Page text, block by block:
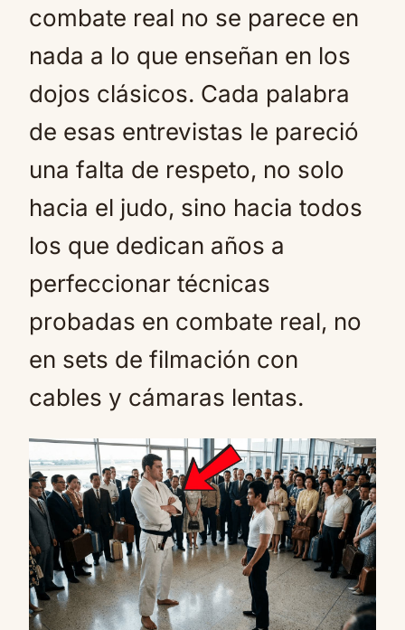
combate real no se parece en
nada a lo que enseñan en los
dojos clásicos. Cada palabra
de esas entrevistas le pareció
una falta de respeto, no solo
hacia el judo, sino hacia todos
los que dedican años a
perfeccionar técnicas
probadas en combate real, no
en sets de filmación con
cables y cámaras lentas.